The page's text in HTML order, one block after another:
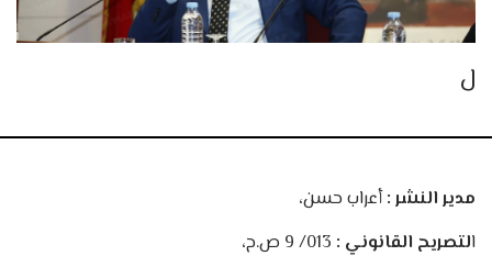
ل
مدير النشر :أعراب حسن،
التصريح القانوني :